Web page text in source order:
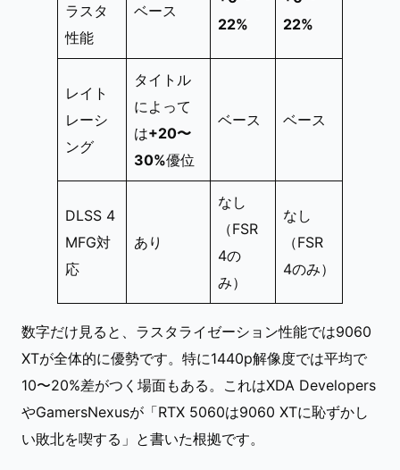
ラスタ
性能
ベース
22%
22%
レイト
レーシ
ング
タイトル
によって
は+20〜
30%優位
ベース ベース
DLSS 4
MFG対
応
あり
なし
（FSR
4の
み）
なし
（FSR
4のみ）
数字だけ見ると、ラスタライゼーション性能では9060
XTが全体的に優勢です。特に1440p解像度では平均で
10〜20%差がつく場面もある。これはXDA Developers
やGamersNexusが「RTX 5060は9060 XTに恥ずかし
い敗北を喫する」と書いた根拠です。